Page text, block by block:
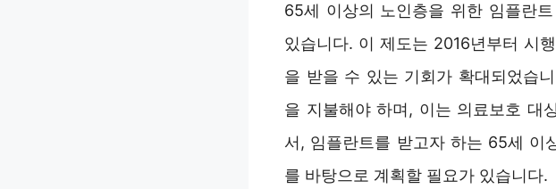
65세 이상의 노인층을 위한 임플란
있습니다. 이 제도는 2016년부터 시
을 받을 수 있는 기회가 확대되었습
을 지불해야 하며, 이는 의료보호 대
서, 임플란트를 받고자 하는 65세 이
를 바탕으로 계획할 필요가 있습니다.